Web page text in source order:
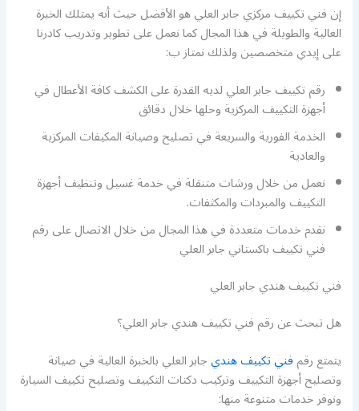
إن فني تكييف مركزي جابر العلي هو الأفضل حيث أنه يمتلك الخبرة
العالية والطويلة في هذا المجال كما نعمل على تطوير وتدريب كادرنا
على إيدي متخصصين ولذلك نمتاز ب:
رقم تكييف جابر العلي لديه القدرة على الكشف كافة الأعطال في
أجهزة التكييف المركزية وحلها خلال دقائق
الخدمة الفورية والسريعة في تصليح وصيانة المكيفات المركزية
والعادية
نعمل من خلال ورشات متنقلة في خدمة غسيل وتنظيف أجهزة
التكييف والمبردات والمكثفات.
نقدم خدمات متعددة في هذا المجال من خلال الاتصال على رقم
فني تكييف باكستاني جابر العلي
فني تكييف هندي جابر العلي
هل تبحث عن رقم فني تكييف هندي جابر العلي؟
يتمتع رقمفني تكييف هنديجابر العلي بالخبرة العالية في صيانة
وتصليح أجهزة التكييف وتركيب دكتات التكييف وتصليح تكييف السيارة
ونوفر خدمات متنوعة منها: